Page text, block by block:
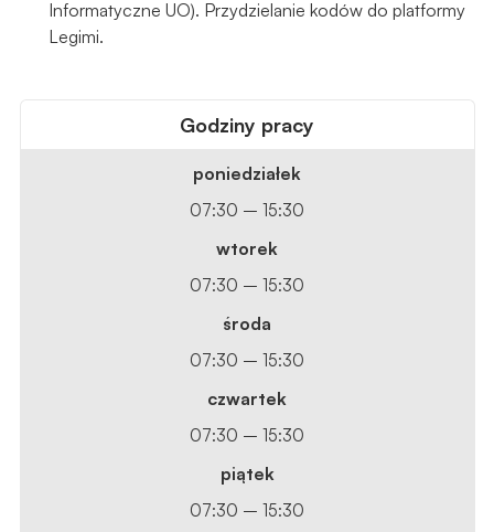
Informatyczne UO). Przydzielanie kodów do platformy
Legimi.
Godziny pracy
poniedziałek
07:30 – 15:30
wtorek
07:30 – 15:30
środa
07:30 – 15:30
czwartek
07:30 – 15:30
piątek
07:30 – 15:30